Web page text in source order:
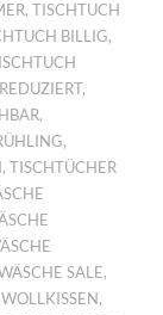
,TISCHTUCH
BILLIG,
,
,
,
,TISCHTÜCHER
SALE,
WOLLKISSEN ,